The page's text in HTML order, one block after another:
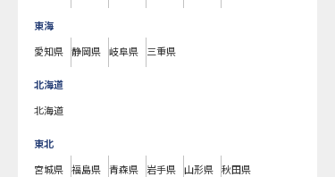
東海
愛知県 静岡県 岐阜県 三重県
北海道
北海道
東北
宮城県 福島県 青森県 岩手県 山形県 秋田県